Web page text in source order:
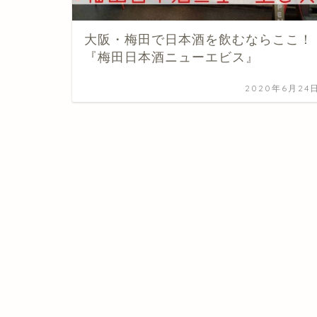
大阪・梅田で日本酒を飲むならここ！
『梅田日本酒ニューエビス』
2020年6月24